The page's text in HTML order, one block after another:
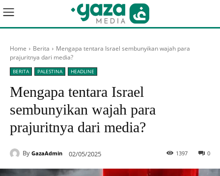
Home Berita
Mengapa tentara Israel sembunyikan wajah para
prajuritnya dari media?
BERITA PALESTINA HEADLINE
Mengapa tentara Israel
sembunyikan wajah para
prajuritnya dari media?
By GazaAdmin 02/05/2025 0
1397